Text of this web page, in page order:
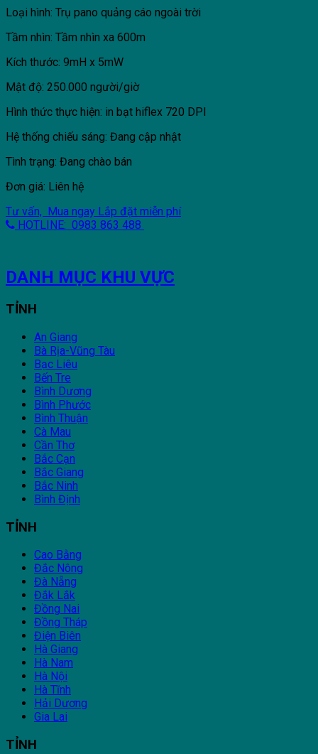
Loại hình: Trụ pano quảng cáo ngoài trời
Tầm nhìn: Tầm nhìn xa 600m
Kích thước: 9mH x 5mW
Mật độ: 250.000 người/giờ
Hình thức thực hiện: in bạt hiflex 720 DPI
Hệ thống chiếu sáng: Đang cập nhật
Tình trạng: Đang chào bán
Đơn giá: Liên hệ
Tư vấn, Mua ngay Lắp đặt miễn phí
HOTLINE: 0983 863 488
DANH MỤC KHU VỰC
TỈNH
An Giang
Bà Rịa-Vũng Tàu
Bạc Liêu
Bến Tre
Bình Dương
Bình Phước
Bình Thuận
Cà Mau
Cần Thơ
Bắc Cạn
Bắc Giang
Bắc Ninh
Bình Định
TỈNH
Cao Bằng
Đắc Nông
Đà Nẵng
Đắk Lắk
Đồng Nai
Đồng Tháp
Điện Biên
Hà Giang
Hà Nam
Hà Nội
Hà Tĩnh
Hải Dương
Gia Lai
TỈNH